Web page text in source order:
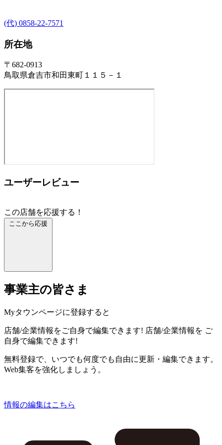
(代) 0858-22-7571
所在地
〒682-0913
鳥取県倉吉市和田東町１１５－１
ユーザーレビュー
この店舗を応援する！
ここから応援
事業主の皆さま
Myタウンページに登録すると
店舗/企業情報をご自身で編集できます! 店舗/企業情報を ご
自身で編集できます!
無料登録で、いつでも何度でも自由に更新・編集できます。
Web集客を強化しましょう。
情報の編集はこちら